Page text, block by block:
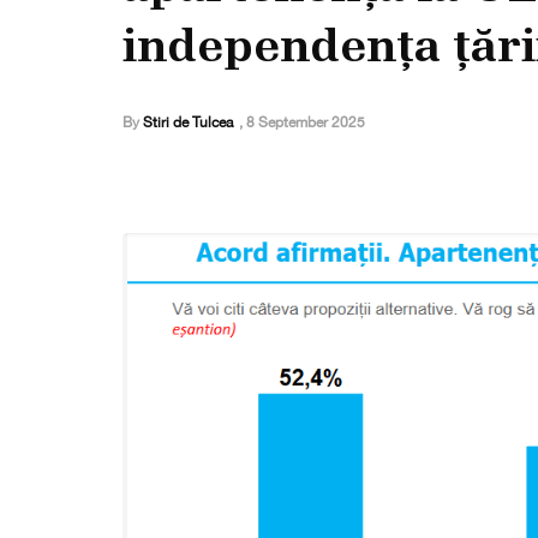
independența
By Stiri de Tulcea , 8 September 2025